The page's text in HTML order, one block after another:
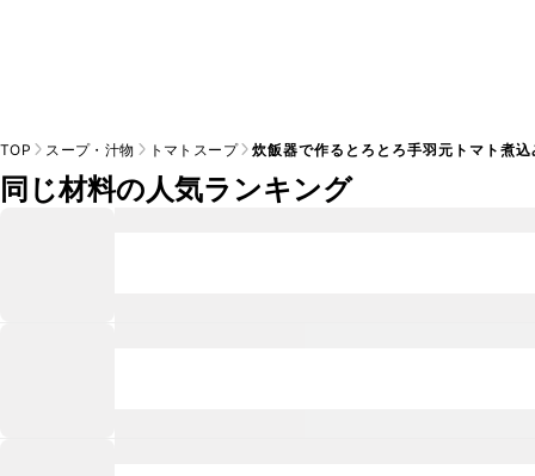
TOP スープ・汁物 トマトスープ 炊飯器で作るとろとろ手羽元トマト煮込
同じ材料の人気ランキング